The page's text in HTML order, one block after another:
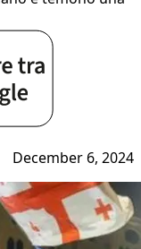
December 6, 2024